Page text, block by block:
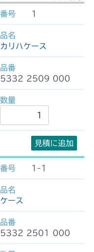
1
カリハケース
5332 2509 000
見積に追加
1-1
ケース
5332 2501 000